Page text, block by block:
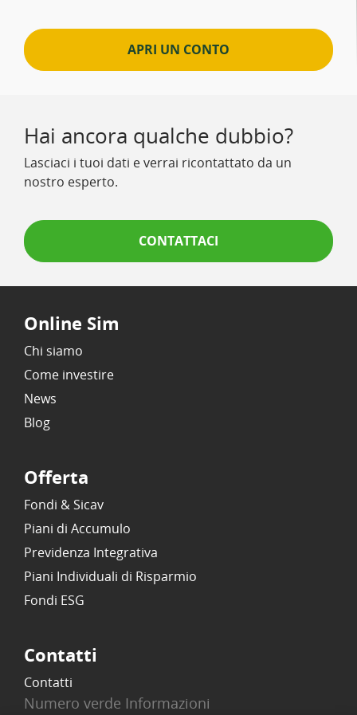
APRI UN CONTO
Hai ancora qualche dubbio?
Lasciaci i tuoi dati e verrai ricontattato da un
nostro esperto.
CONTATTACI
Online Sim
Chi siamo
Come investire
News
Blog
Offerta
Fondi & Sicav
Piani di Accumulo
Previdenza Integrativa
Piani Individuali di Risparmio
Fondi ESG
Contatti
Contatti
Numero verde Informazioni